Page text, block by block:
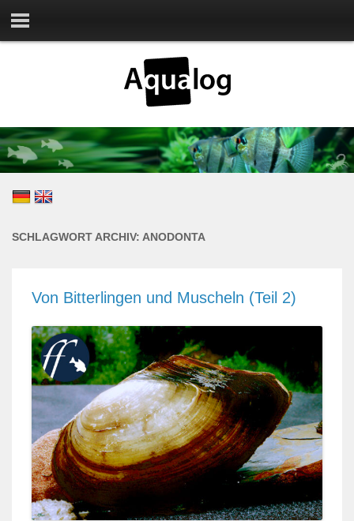
SCHLAGWORT ARCHIV: ANODONTA
Von Bitterlingen und Muscheln (Teil 2)